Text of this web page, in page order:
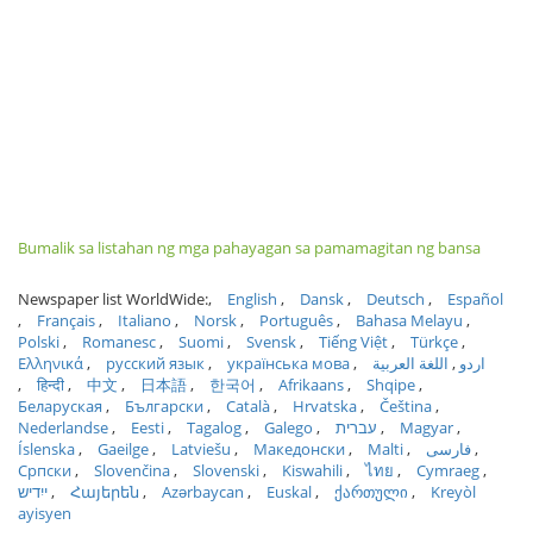
Bumalik sa listahan ng mga pahayagan sa pamamagitan ng bansa
Newspaper list WorldWide: English Dansk Deutsch
Español
Français
Italiano Norsk Português
Bahasa Melayu
Polski
Romanesc Suomi Svensk Tiếng Việt
Türkçe
Ελληνικά
русский язык українська мова اردو
اللغة العربية
हिन्दी
中文 日本語 한국어 Afrikaans
Shqipe
Беларуская
Български Català Hrvatska
Čeština
Nederlandse
Eesti Tagalog Galego עברית
Magyar
Íslenska
Gaeilge Latviešu Македонски Malti
فارسی
Српски
Slovenčina Slovenski Kiswahili ไทย
Cymraeg
ייִדיש
Հայերեն Azərbaycan Euskal ქართული
Kreyòl
ayisyen